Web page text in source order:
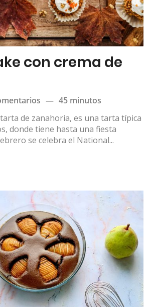
con crema de
— 45 minutos
de zanahoria, es una tarta típica
donde tiene hasta una fiesta
se celebra el National...